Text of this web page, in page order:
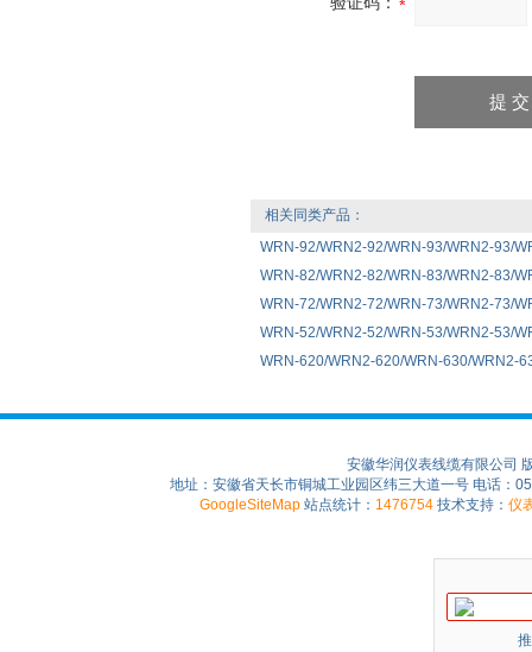
相关同类产品：
WRN-92/WRN2-92/WRN-93/WRN2-93/
WRN-82/WRN2-82/WRN-83/WRN2-83/
WRN-72/WRN2-72/WRN-73/WRN2-73/
WRN-52/WRN2-52/WRN-53/WRN2-53/
WRN-620/WRN2-620/WRN-630/WRN2-
安徽华润仪表线缆有限公司
地址：安徽省天长市铜城工业园区纬三大道一号 电话：
GoogleSiteMap 站点统计： 1476754 技术支持： 仪